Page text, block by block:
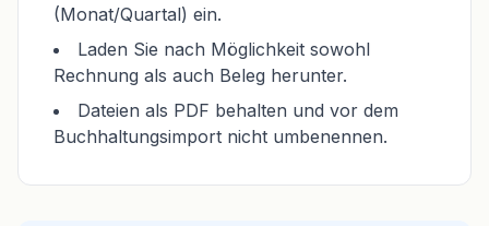
(Monat/Quartal) ein.
Laden Sie nach Möglichkeit sowohl
Rechnung als auch Beleg herunter.
Dateien als PDF behalten und vor dem
Buchhaltungsimport nicht umbenennen.